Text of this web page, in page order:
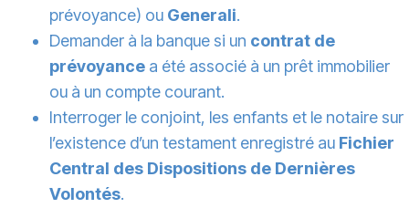
prévoyance) ou Generali.
Demander à la banque si un contrat de
prévoyance a été associé à un prêt immobilier
ou à un compte courant.
Interroger le conjoint, les enfants et le notaire sur
l’existence d’un testament enregistré au Fichier
Central des Dispositions de Dernières
Volontés.